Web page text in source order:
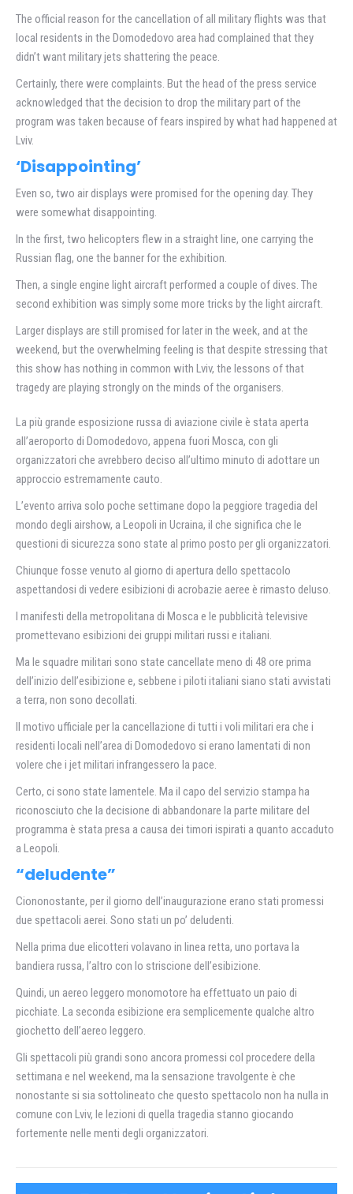
The official reason for the cancellation of all military flights was that
local residents in the Domodedovo area had complained that they
didn’t want military jets shattering the peace.
Certainly, there were complaints. But the head of the press service
acknowledged that the decision to drop the military part of the
program was taken because of fears inspired by what had happened at
Lviv.
‘Disappointing’
Even so, two air displays were promised for the opening day. They
were somewhat disappointing.
In the first, two helicopters flew in a straight line, one carrying the
Russian flag, one the banner for the exhibition.
Then, a single engine light aircraft performed a couple of dives. The
second exhibition was simply some more tricks by the light aircraft.
Larger displays are still promised for later in the week, and at the
weekend, but the overwhelming feeling is that despite stressing that
this show has nothing in common with Lviv, the lessons of that
tragedy are playing strongly on the minds of the organisers.
La più grande esposizione russa di aviazione civile è stata aperta
all’aeroporto di Domodedovo, appena fuori Mosca, con gli
organizzatori che avrebbero deciso all’ultimo minuto di adottare un
approccio estremamente cauto.
L’evento arriva solo poche settimane dopo la peggiore tragedia del
mondo degli airshow, a Leopoli in Ucraina, il che significa che le
questioni di sicurezza sono state al primo posto per gli organizzatori.
Chiunque fosse venuto al giorno di apertura dello spettacolo
aspettandosi di vedere esibizioni di acrobazie aeree è rimasto deluso.
I manifesti della metropolitana di Mosca e le pubblicità televisive
promettevano esibizioni dei gruppi militari russi e italiani.
Ma le squadre militari sono state cancellate meno di 48 ore prima
dell’inizio dell’esibizione e, sebbene i piloti italiani siano stati avvistati
a terra, non sono decollati.
Il motivo ufficiale per la cancellazione di tutti i voli militari era che i
residenti locali nell’area di Domodedovo si erano lamentati di non
volere che i jet militari infrangessero la pace.
Certo, ci sono state lamentele. Ma il capo del servizio stampa ha
riconosciuto che la decisione di abbandonare la parte militare del
programma è stata presa a causa dei timori ispirati a quanto accaduto
a Leopoli.
“deludente”
Ciononostante, per il giorno dell’inaugurazione erano stati promessi
due spettacoli aerei. Sono stati un po’ deludenti.
Nella prima due elicotteri volavano in linea retta, uno portava la
bandiera russa, l’altro con lo striscione dell’esibizione.
Quindi, un aereo leggero monomotore ha effettuato un paio di
picchiate. La seconda esibizione era semplicemente qualche altro
giochetto dell’aereo leggero.
Gli spettacoli più grandi sono ancora promessi col procedere della
settimana e nel weekend, ma la sensazione travolgente è che
nonostante si sia sottolineato che questo spettacolo non ha nulla in
comune con Lviv, le lezioni di quella tragedia stanno giocando
fortemente nelle menti degli organizzatori.